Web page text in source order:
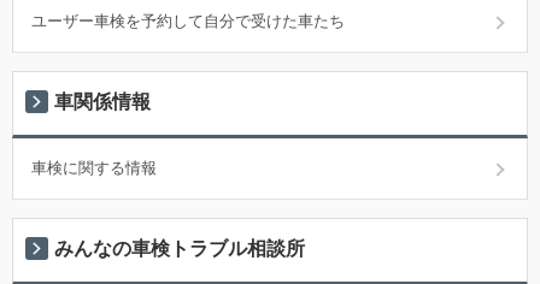
ユーザー車検を予約して自分で受けた車たち
車関係情報
車検に関する情報
みんなの車検トラブル相談所